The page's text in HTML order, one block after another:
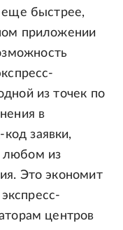
еще быстрее,
приложении
из точек по
в
заявки,
любом из
Это экономит
центров